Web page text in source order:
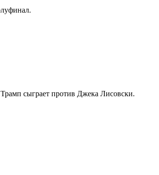
сыграет против Джека Лисовски.